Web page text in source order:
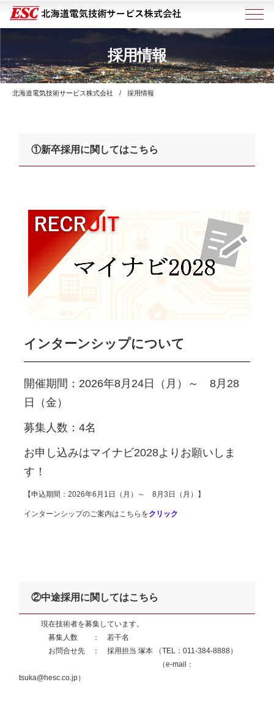
採用情報
北海道電気技術サービス株式会社 採用情報
①新卒採用に関してはこちら
インターンシップについて
開催期間：2026年8月24日（月）～ 8月28
日（金）
募集人数：4名
お申し込みはマイナビ2028よりお願いしま
す！
【申込期間：2026年6月1日（月）～ 8月3日（月）】
インターンシップのご案内はこちらをクリック
現在技術者を募集しています。
募集人数　　：　若干名
お問合せ先　：　採用担当 塚本 （TEL：011-384-8888）
（e-mail：
tsuka@hesc.co.jp）